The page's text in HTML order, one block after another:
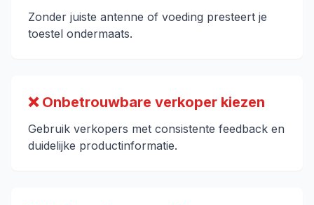
Zonder juiste antenne of voeding presteert je
toestel ondermaats.
❌ Onbetrouwbare verkoper kiezen
Gebruik verkopers met consistente feedback en
duidelijke productinformatie.